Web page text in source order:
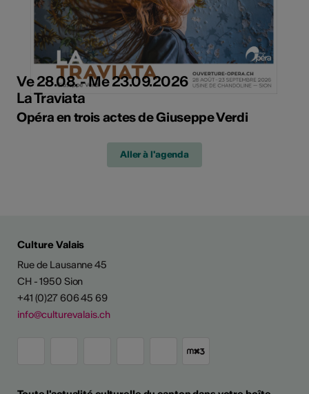
Ve 28.08. - Me 23.09.2026
La Traviata
Opéra en trois actes de Giuseppe Verdi
Aller à l'agenda
Culture Valais
Rue de Lausanne 45
CH - 1950 Sion
+41 (0)27 606 45 69
info@culturevalais.ch